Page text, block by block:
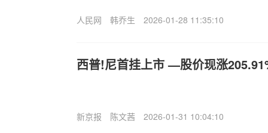
人民网 韩乔生 2026-01-28 11:35:10
西普!尼首挂上市 —股价现涨
新京报 陈文茜 2026-01-31 10:04:10